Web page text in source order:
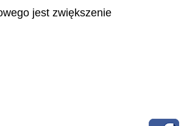
jest zwiększenie